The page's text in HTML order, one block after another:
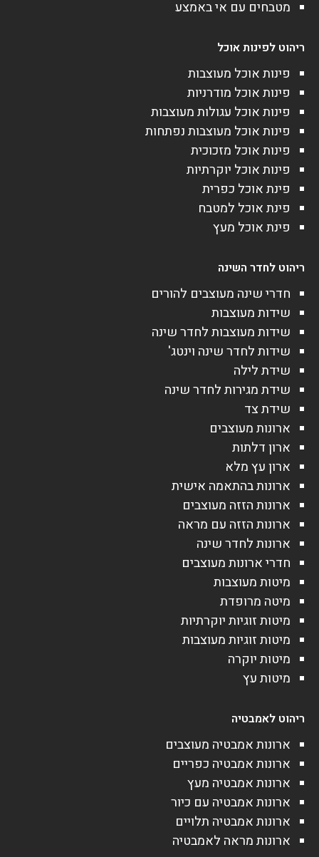
מטבחים עם אי באמצע
ריהוט לפינות אוכל
פינות אוכל מעוצבות
פינות אוכל מודרניות
פינות אוכל עגולות מעוצבות
פינות אוכל מעוצבות נפתחות
פינות אוכל מזכוכית
פינות אוכל יוקרתיות
פינת אוכל כפרית
פינת אוכל למטבח
פינת אוכל מעץ
ריהוט לחדר השינה
חדרי שינה מעוצבים להורים
שידות מעוצבות
שידות מעוצבות לחדר שינה
שידות לחדר שינה וינטג'
שידת לילה
שידת מגירות לחדר שינה
שידת צד
ארונות מעוצבים
ארון דלתות
ארון עץ מלא
ארונות בהתאמה אישית
ארונות הזזה מעוצבים
ארונות הזזה עם מראה
ארונות לחדר שינה
חדרי ארונות מעוצבים
מיטות מעוצבות
מיטה מרופדת
מיטות זוגיות יוקרתיות
מיטות זוגיות מעוצבות
מיטות יוקרה
מיטות עץ
ריהוט לאמבטיה
ארונות אמבטיה מעוצבים
ארונות אמבטיה כפריים
ארונות אמבטיה מעץ
ארונות אמבטיה עם כיור
ארונות אמבטיה תלויים
ארונות מראה לאמבטיה